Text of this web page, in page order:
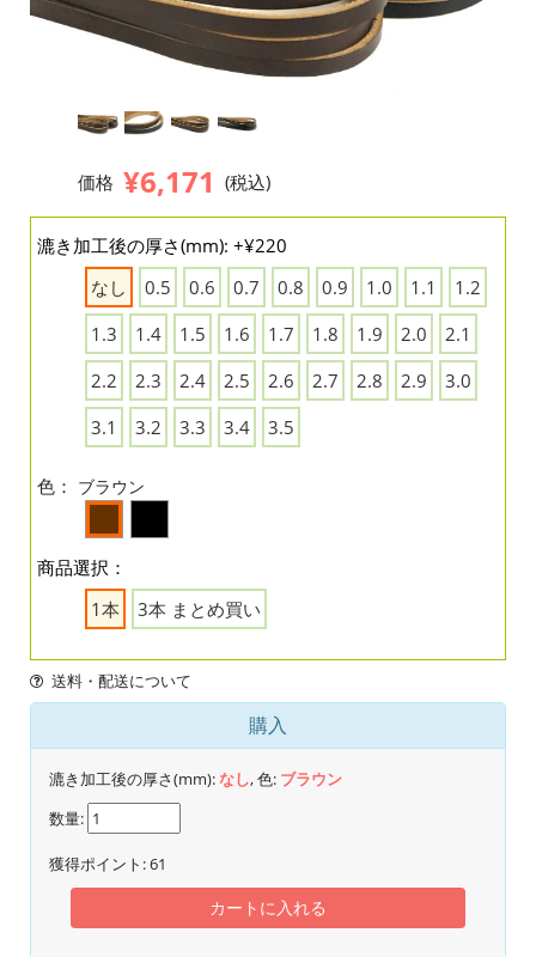
価格 ¥6,171 (税込)
漉き加工後の厚さ(mm): +¥220
なし
0.5 0.6 0.7 0.8 0.9 1.0 1.1
1.2
1.3
1.4 1.5 1.6 1.7 1.8 1.9 2.0
2.1
2.2
2.3 2.4 2.5 2.6 2.7 2.8 2.9
3.0
3.1
3.2 3.3 3.4 3.5
色： ブラウン
商品選択：
1本
3本 まとめ買い
送料・配送について
購入
漉き加工後の厚さ(mm):なし, 色: ブラウン
数量:
獲得ポイント:61
カートに入れる